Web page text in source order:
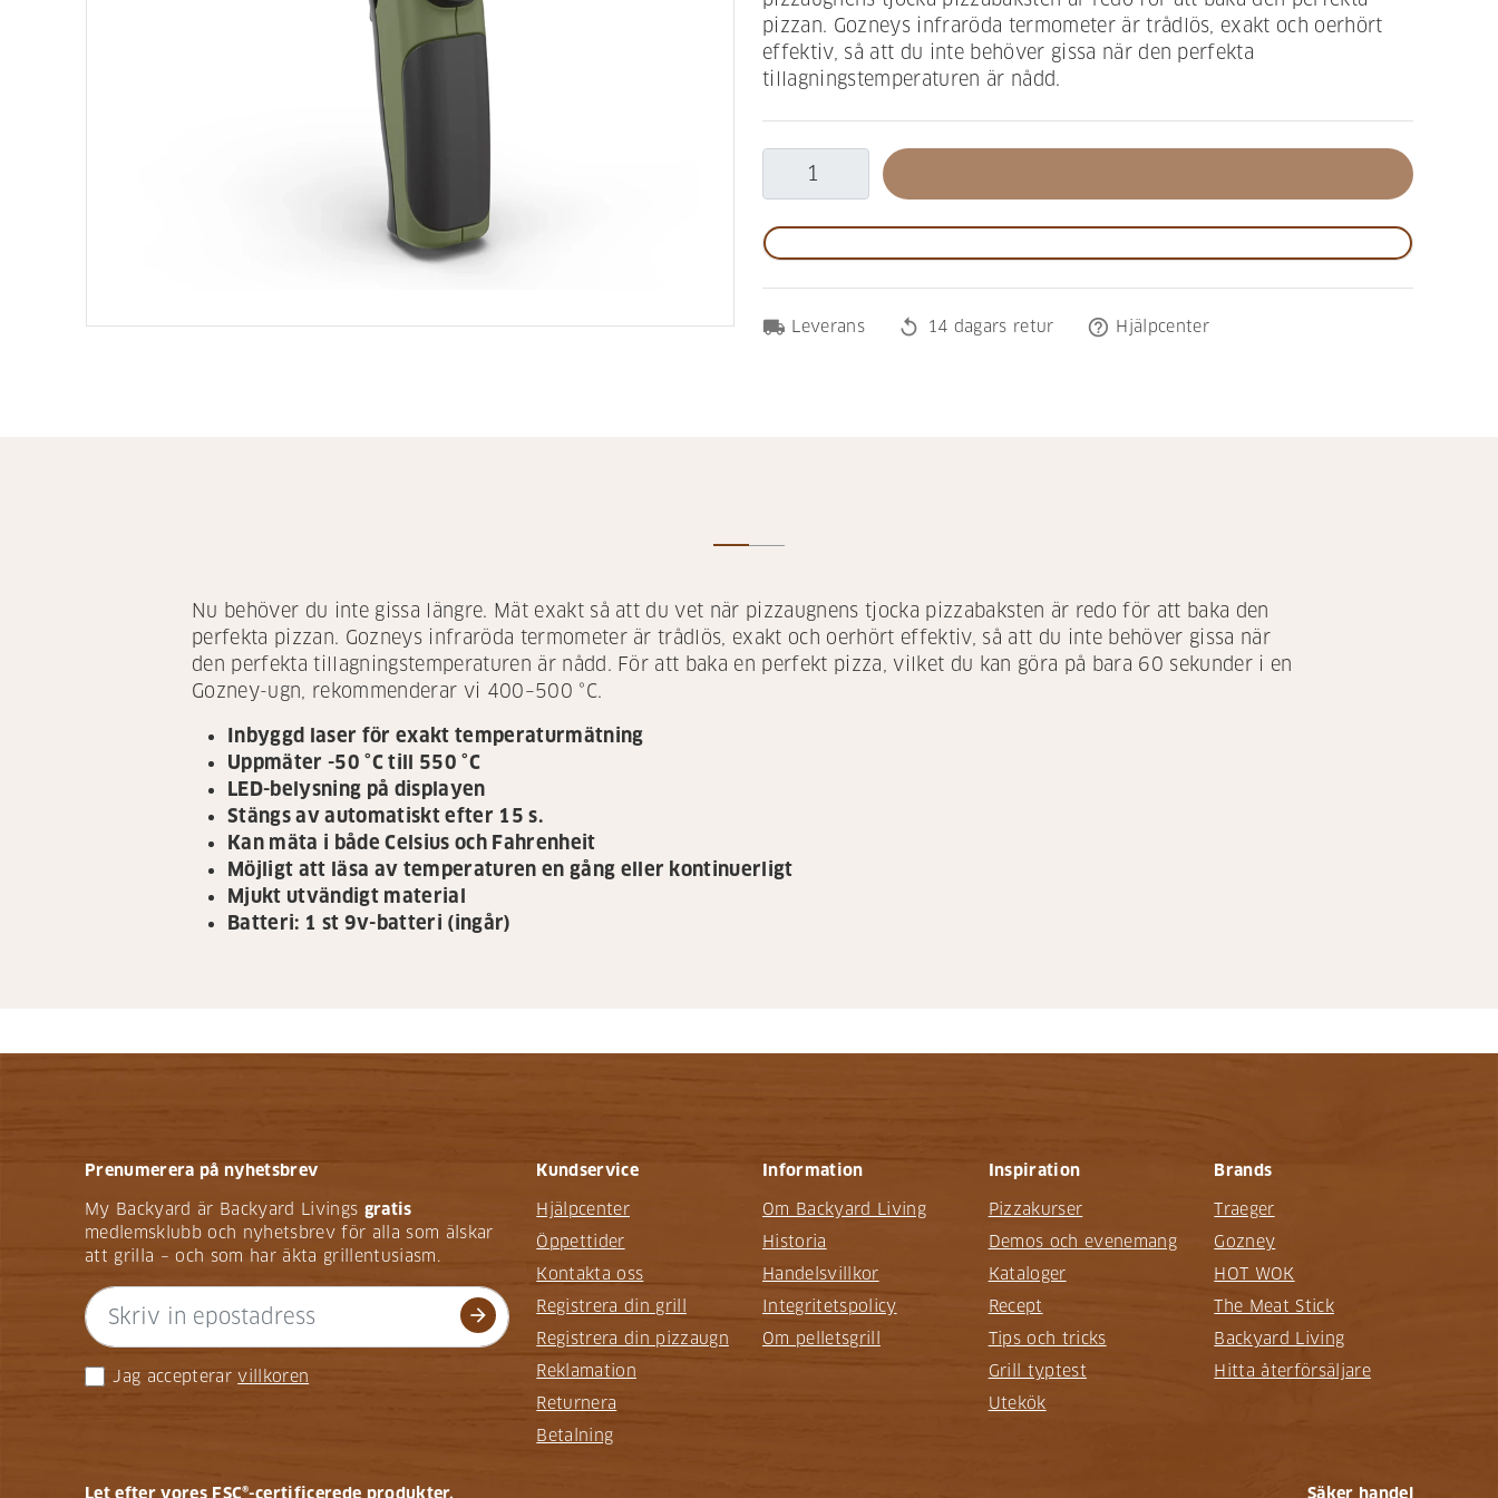
pizzan. Gozneys infraröda termometer är trådlös, exakt och oerhört
effektiv, så att du inte behöver gissa när den perfekta
tillagningstemperaturen är nådd.
local_shipping Leverans replay 14 dagars retur help_outline Hjälpcenter
Nu behöver du inte gissa längre. Mät exakt så att du vet när pizzaugnens tjocka pizzabaksten är redo för att baka den
perfekta pizzan. Gozneys infraröda termometer är trådlös, exakt och oerhört effektiv, så att du inte behöver gissa när
den perfekta tillagningstemperaturen är nådd. För att baka en perfekt pizza, vilket du kan göra på bara 60 sekunder i en
Gozney-ugn, rekommenderar vi 400–500 °C.
Inbyggd laser för exakt temperaturmätning
Uppmäter -50 °C till 550 °C
LED-belysning på displayen
Stängs av automatiskt efter 15 s.
Kan mäta i både Celsius och Fahrenheit
Möjligt att läsa av temperaturen en gång eller kontinuerligt
Mjukt utvändigt material
Batteri: 1 st 9v-batteri (ingår)
Prenumerera på nyhetsbrev
My Backyard är Backyard Livings gratis
medlemsklubb och nyhetsbrev för alla som älskar
att grilla – och som har äkta grillentusiasm.
arrow_forward
Jag accepterar villkoren
Kundservice
Hjälpcenter
Öppettider
Kontakta oss
Registrera din grill
Registrera din pizzaugn
Reklamation
Returnera
Betalning
Information
Om Backyard Living
Historia
Handelsvillkor
Integritetspolicy
Om pelletsgrill
Inspiration
Pizzakurser
Demos och evenemang
Kataloger
Recept
Tips och tricks
Grill typtest
Utekök
Brands
Traeger
Gozney
HOT WOK
The Meat Stick
Backyard Living
Hitta återförsäljare
Let efter vores FSC®-certificerede produkter. Säker handel